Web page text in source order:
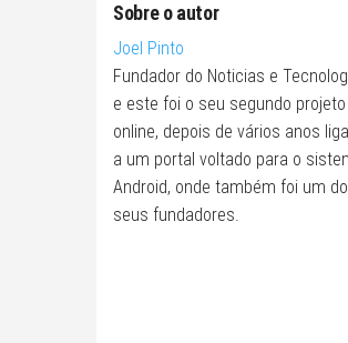
Sobre o autor
Joel Pinto
Fundador do Noticias e
e este foi o seu segundo projeto
online, depois de vários anos
a um portal voltado para o
Android, onde também foi um
seus fundadores.